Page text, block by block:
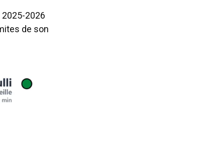
2025-2026
de son